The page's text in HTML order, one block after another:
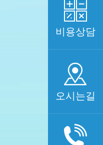
비용상담
오시는길